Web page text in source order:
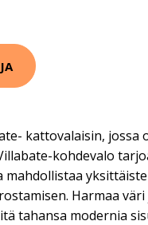
kattovalaisin, jossa
kohdevalo
mahdollistaa
Harmaa
tahansa modernia